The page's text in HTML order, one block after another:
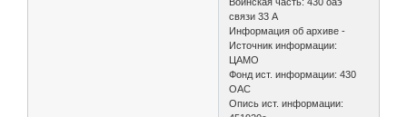
связи 33 А
Информация об архиве -
Источник информации:
ЦАМО
Фонд ист. информации: 430
ОАС
Опись ист. информации: